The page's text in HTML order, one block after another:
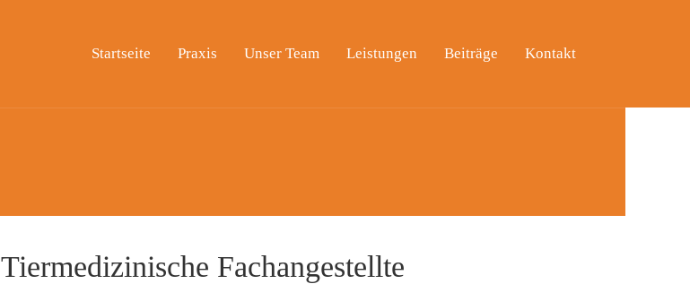
Startseite Praxis Unser Team Leistungen Beiträge Kontakt
Tiermedizinische Fachangestellte